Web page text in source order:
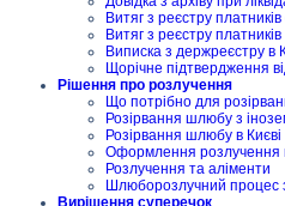
Витяг з реєстру
Витяг з реєстру
Виписка з держреєстру в
Щорічне підтвердження
Рішення про розлучення
Що потрібно для
Розірвання шлюбу з
Розірвання шлюбу в Києві
Оформлення розлучення в
Розлучення та аліменти
Шлюборозлучний процес